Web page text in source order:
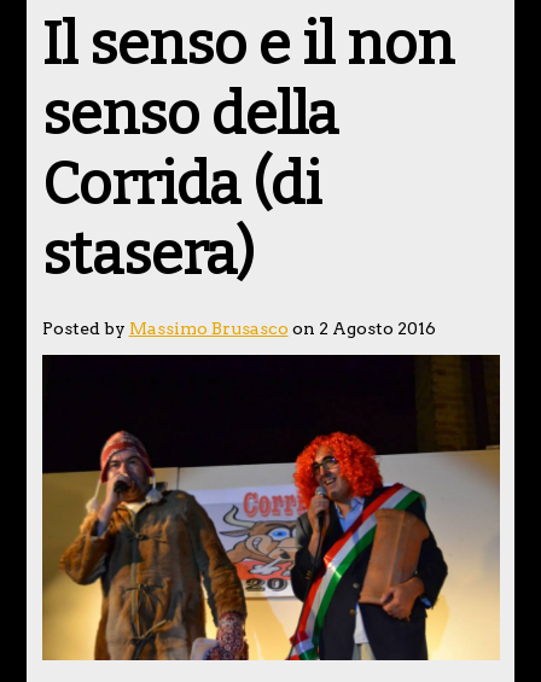
Il senso e il non
senso della
Corrida (di
stasera)
Posted by Massimo Brusasco on 2 Agosto 2016